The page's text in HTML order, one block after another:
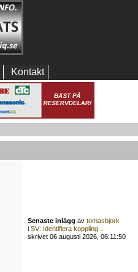
Kontakt
Senaste inlägg avtomasbjork
iSV: Identifiera koppling...
skrivet 06 augusti 2026, 06:11:50